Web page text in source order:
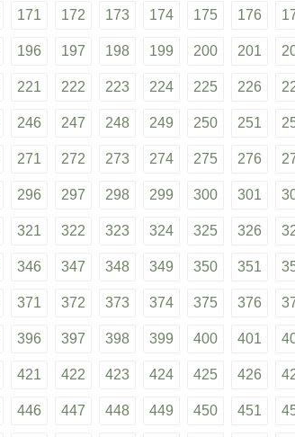
171 172 173 174 175 176
196 197 198 199 200 201
221 222 223 224 225 226
246 247 248 249 250 251
271 272 273 274 275 276
296 297 298 299 300 301
321 322 323 324 325 326
346 347 348 349 350 351
371 372 373 374 375 376
396 397 398 399 400 401
421 422 423 424 425 426
446 447 448 449 450 451